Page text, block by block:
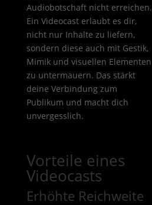
Audiobotschaft nicht erreichen.
Ein Videocast erlaubt es dir,
nicht nur Inhalte zu liefern,
sondern diese auch mit Gestik,
Mimik und visuellen Elementen
zu untermauern. Das stärkt
deine Verbindung zum
Publikum und macht dich
unvergesslich.
Vorteile eines
Videocasts
Erhöhte Reichweite